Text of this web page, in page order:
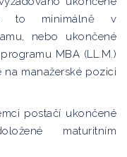
a to minimálně v
nebo ukončené
MBA (LL.M.)
manažerské pozici
postačí ukončené
maturitním